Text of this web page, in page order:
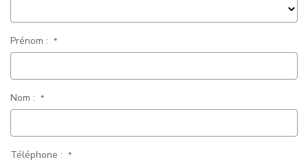
Millésimme Immobilier N°11
Prénom : *
Nom : *
Téléphone : *